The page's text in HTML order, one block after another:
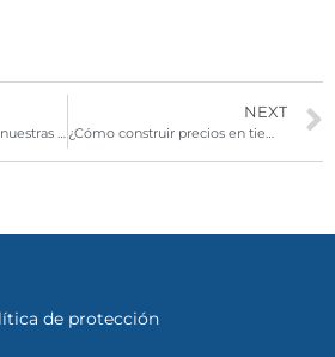
Celebramos tu paso en nuestras vidas
NEXT
¿Cómo construir precios en tiempos de inflación?
de protección